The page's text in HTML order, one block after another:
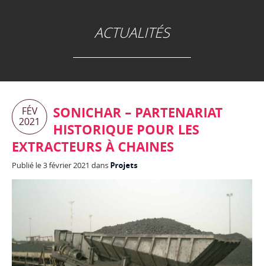
ACTUALITÉS
FÉV
2021
SONICHAR – PARTENARIAT
HISTORIQUE POUR LES
EXTRACTEURS À CHAINES
Publié le 3 février 2021 dans Projets